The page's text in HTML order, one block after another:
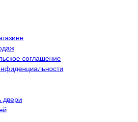
соглашение
двери